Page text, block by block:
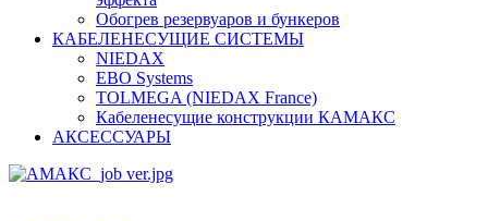
Обогрев резервуаров и бункеров
КАБЕЛЕНЕСУЩИЕ СИСТЕМЫ
NIEDAX
EBO Systems
TOLMEGA (NIEDAX France)
Кабеленесущие конструкции КАМАКС
АКСЕССУАРЫ